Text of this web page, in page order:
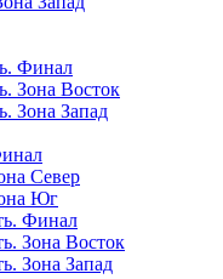
Финал
Зона Восток
Зона Запад
Север
Юг
Финал
Зона Восток
Зона Запад